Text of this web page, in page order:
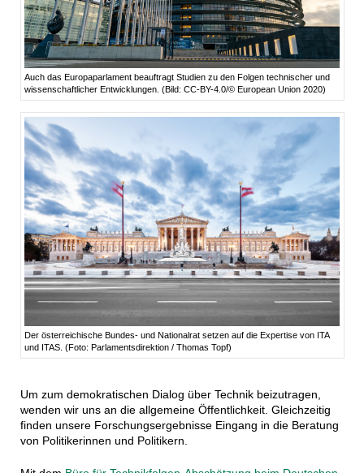
Auch das Europaparlament beauftragt Studien zu den Folgen technischer und
wissenschaftlicher Entwicklungen. (Bild: CC-BY-4.0/© European Union 2020)
Der österreichische Bundes- und Nationalrat setzen auf die Expertise von ITA
und ITAS. (Foto: Parlamentsdirektion / Thomas Topf)
Um zum demokratischen Dialog über Technik beizutragen,
wenden wir uns an die allgemeine Öffentlichkeit. Gleichzeitig
finden unsere Forschungsergebnisse Eingang in die Beratung
von Politikerinnen und Politikern.